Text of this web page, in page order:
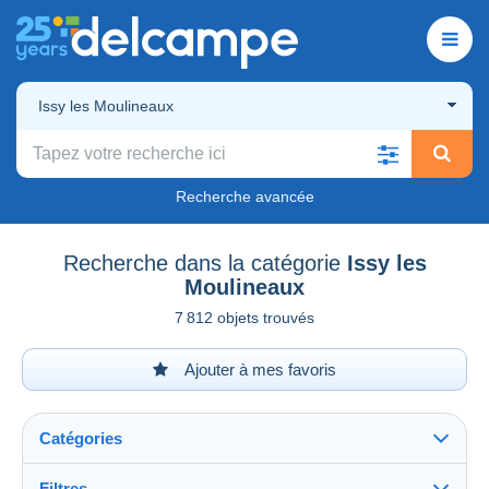
Issy les Moulineaux
Recherche avancée
Recherche dans la catégorie Issy les
Moulineaux
7 812 objets trouvés
Ajouter à mes favoris
Catégories